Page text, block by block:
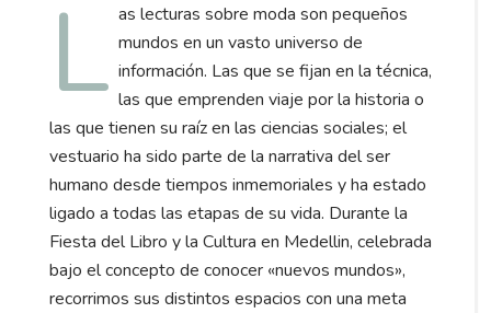
L as lecturas sobre moda son pequeños
mundos en un vasto universo de
información. Las que se fijan en la técnica,
las que emprenden viaje por la historia o
las que tienen su raíz en las ciencias sociales; el
vestuario ha sido parte de la narrativa del ser
humano desde tiempos inmemoriales y ha estado
ligado a todas las etapas de su vida. Durante la
Fiesta del Libro y la Cultura en Medellin, celebrada
bajo el concepto de conocer «nuevos mundos»,
recorrimos sus distintos espacios con una meta